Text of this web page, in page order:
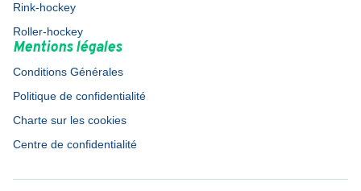
Rink-hockey
Roller-hockey
Mentions légales
Conditions Générales
Politique de confidentialité
Charte sur les cookies
Centre de confidentialité